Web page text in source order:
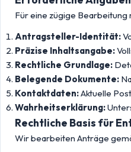
Für eine zügige
Antragsteller-Identität:
Präzise Inhaltsangabe:
Rechtliche Grundlage:
Belegende Dokumente:
Kontaktdaten:Aktuelle
Wahrheitserklärung:
Rechtliche Basis für
Wir bearbeiten Anträge